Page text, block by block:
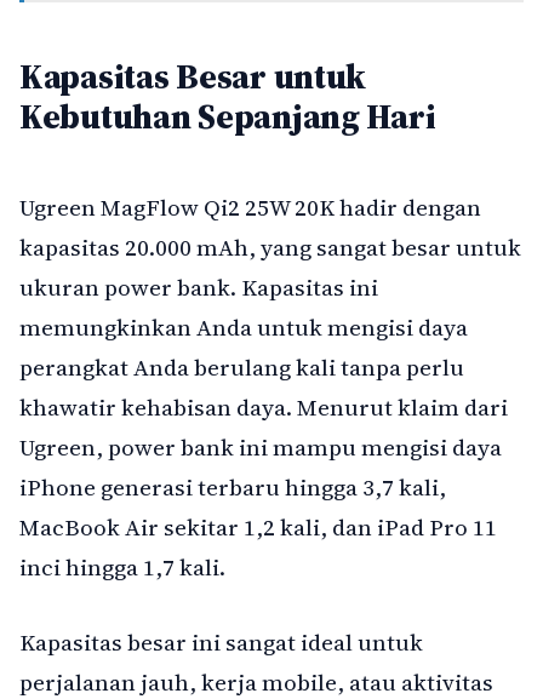
Kapasitas Besar untuk
Kebutuhan Sepanjang Hari
Ugreen MagFlow Qi2 25W 20K hadir dengan
kapasitas 20.000 mAh, yang sangat besar untuk
ukuran power bank. Kapasitas ini
memungkinkan Anda untuk mengisi daya
perangkat Anda berulang kali tanpa perlu
khawatir kehabisan daya. Menurut klaim dari
Ugreen, power bank ini mampu mengisi daya
iPhone generasi terbaru hingga 3,7 kali,
MacBook Air sekitar 1,2 kali, dan iPad Pro 11
inci hingga 1,7 kali.
Kapasitas besar ini sangat ideal untuk
perjalanan jauh, kerja mobile, atau aktivitas